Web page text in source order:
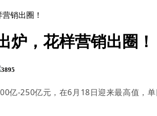
销出圈！
炉，花样营销出圈！
3895
亿-250亿元，在6月18日迎来最高值，